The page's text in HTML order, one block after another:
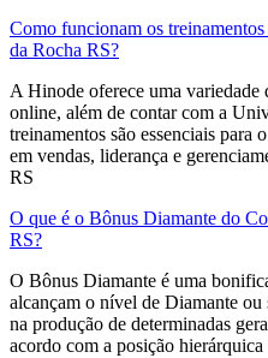
Como funcionam os
da Rocha RS?
A Hinode oferece uma variedade
online, além de contar com a
treinamentos são essenciais para
em vendas, liderança e
RS
O que é o Bônus Diamante do
RS?
O Bônus Diamante é uma
alcançam o nível de Diamante
na produção de determinadas
acordo com a posição